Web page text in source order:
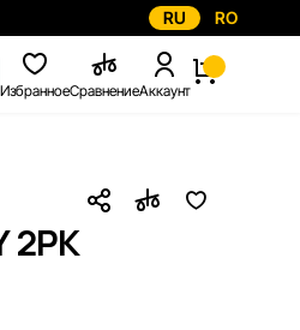
RU RO
ИзбранноеСравнениеАккаунт
2PK